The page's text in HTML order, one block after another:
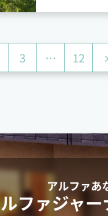
3 … 12
次
アルファあ
ファジャ